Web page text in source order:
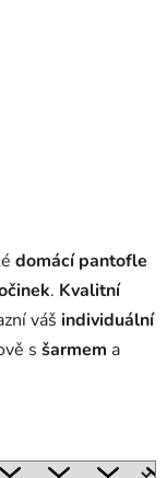
domácí pantofle
. Kvalitní
váš individuální
s šarmem a